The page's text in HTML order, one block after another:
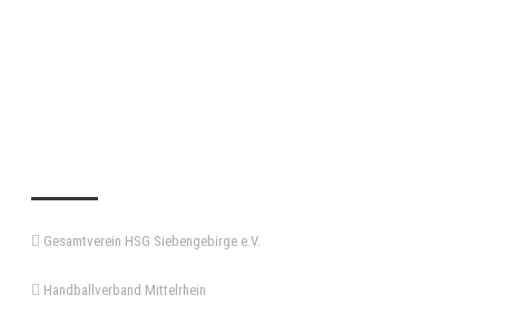
Gesamtverein HSG Siebengebirge e.V.
Handballverband Mittelrhein